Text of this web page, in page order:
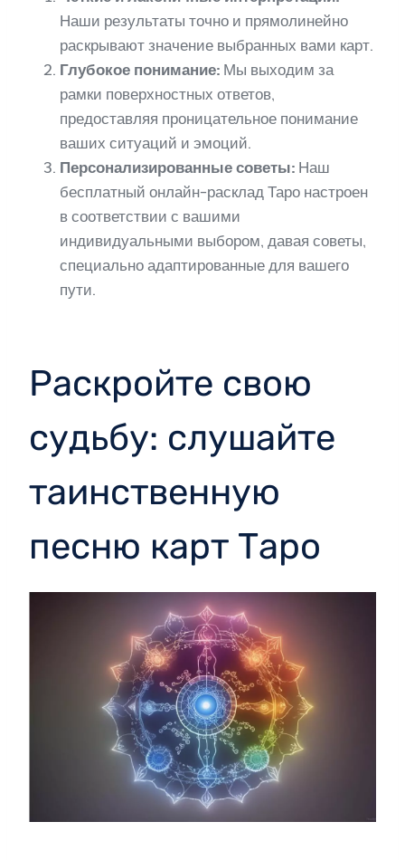
Наши результаты точно и прямолинейно
раскрывают значение выбранных вами карт.
Глубокое понимание: Мы выходим за
рамки поверхностных ответов,
предоставляя проницательное понимание
ваших ситуаций и эмоций.
Персонализированные советы: Наш
бесплатный онлайн-расклад Таро настроен
в соответствии с вашими
индивидуальными выбором, давая советы,
специально адаптированные для вашего
пути.
Раскройте свою
судьбу: слушайте
таинственную
песню карт Таро